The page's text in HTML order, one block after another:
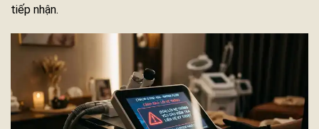
tiếp nhận.